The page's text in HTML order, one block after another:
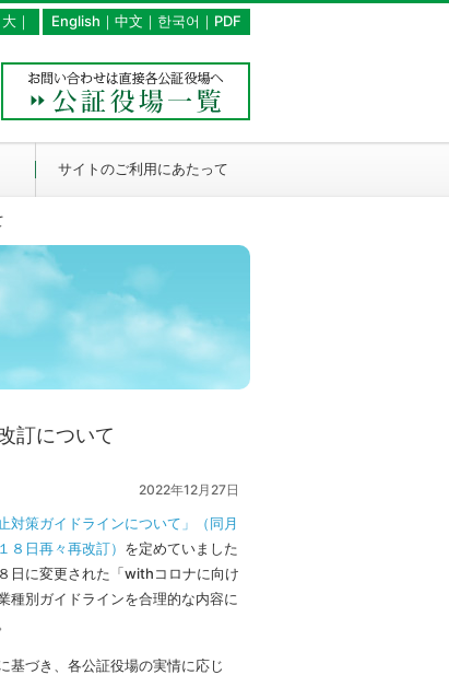
大 ｜ English ｜ 中文 ｜ 한국어 ｜ PDF
サイトのご利用にあたって
訂について
2022年12月27日
対策ガイドラインについて」（同月
日再々再改訂） を定めていました
日に変更された「withコロナに向け
種別ガイドラインを合理的な内容に
基づき、各公証役場の実情に応じ